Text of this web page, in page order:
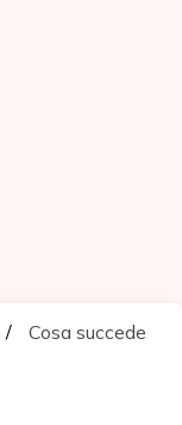
Cosa succede